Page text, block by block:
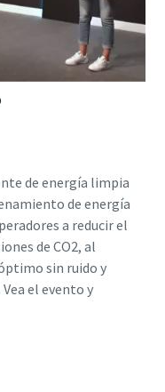
de energía limpia
de energía
a reducir el
de CO2, al
sin ruido y
el evento y